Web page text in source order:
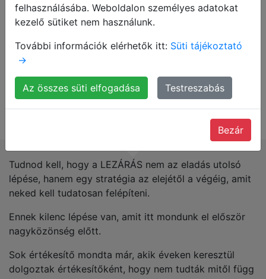
felhasználásába. Weboldalon személyes adatokat
kezelő sütiket nem használunk.
További információk elérhetők itt: Süti tájékoztató
→
Az összes süti elfogadása Testreszabás
Bezár
És ne feledd: Az értékesítés
megtanulható!
Tudnod kell, hogy a LEZÁRÁS nem az eladás utolsó
lépése, hanem egy stratégia az elejétől a végéig, amit
neked kell tudatosan felépíteni.
Ennek kilenc lépése van, amit itt mondunk el először
nagyközönség előtt.
Sok értékesítő mondta már, akik éveken keresztül
dolgoztak értékesítőként, hogy nem tudták mitől függ